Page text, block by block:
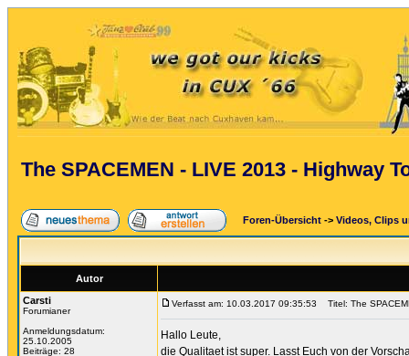
The SPACEMEN - LIVE 2013 - Highway
Foren-Übersicht -> Videos, Clips
Autor
Carsti
Forumianer
Anmeldungsdatum:
25.10.2005
Beiträge: 28
Verfasst am: 10.03.2017 09:35:53 Titel: The
Hallo Leute,
die Qualitaet ist super. Lasst Euch von der